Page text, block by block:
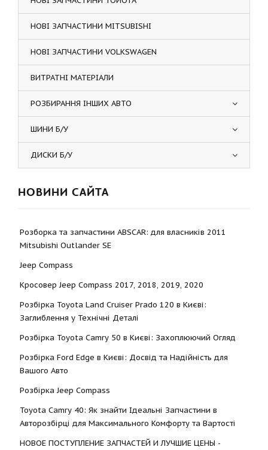
НОВІ ЗАПЧАСТИНИ MITSUBISHI
НОВІ ЗАПЧАСТИНИ VOLKSWAGEN
ВИТРАТНІ МАТЕРІАЛИ
РОЗБИРАННЯ ІНШИХ АВТО
ШИНИ Б/У
ДИСКИ Б/У
НОВИНИ САЙТА
Розборка та запчастини ABSCAR: для власників 2011
Mitsubishi Outlander SE
Jeep Compass
Кросовер Jeep Compass 2017, 2018, 2019, 2020
Розбірка Toyota Land Cruiser Prado 120 в Києві:
Заглиблення у Технічні Деталі
Розбірка Toyota Camry 50 в Києві: Захоплюючий Огляд
Розбірка Ford Edge в Києві: Досвід та Надійність для
Вашого Авто
Розбірка Jeep Compass
Toyota Camry 40: Як знайти Ідеальні Запчастини в
Авторозбірці для Максимального Комфорту та Вартості
НОВОЕ ПОСТУПЛЕНИЕ ЗАПЧАСТЕЙ И ЛУЧШИЕ ЦЕНЫ -